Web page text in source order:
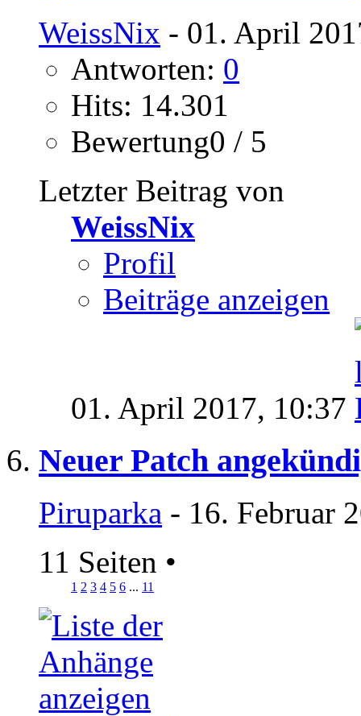
WeissNix - 01. April
Antworten: 0
Hits: 14.301
Bewertung0 / 5
Letzter Beitrag von
WeissNix
Profil
Beiträge anzeigen
01. April 2017, 10:37
Neuer Patch
Piruparka - 16. Februar
11 Seiten •
1 2 3 4 5 6 ... 11